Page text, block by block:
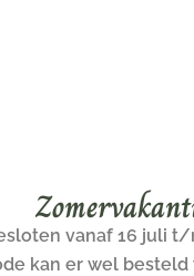
vanaf 16 juli t/
kan er wel besteld